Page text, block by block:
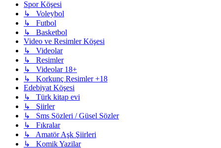
Spor Köşesi
↳ Voleybol
↳ Futbol
↳ Basketbol
Video ve Resimler Köşesi
↳ Videolar
↳ Resimler
↳ Videolar 18+
↳ Korkunç Resimler +18
Edebiyat Köşesi
↳ Türk kitap evi
↳ Şiirler
↳ Sms Sözleri / Güsel Sözler
↳ Fıkralar
↳ Amatör Aşk Şiirleri
↳ Komik Yazilar